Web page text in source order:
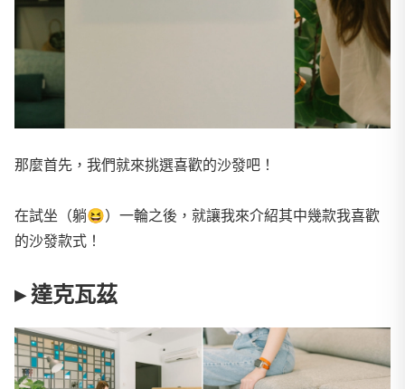
那麼首先，我們就來挑選喜歡的沙發吧！
在試坐（躺😆）一輪之後，就讓我來介紹其中幾款我喜歡
的沙發款式！
▸ 達克瓦茲